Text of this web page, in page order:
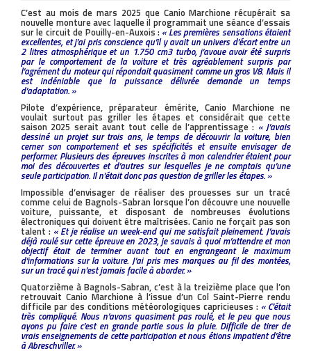
C’est au mois de mars 2025 que Canio Marchione récupérait sa
nouvelle monture avec laquelle il programmait une séance d’essais
sur le circuit de Pouilly-en-Auxois : « Les premières sensations étaient
excellentes, et j’ai pris conscience qu’il y avait un univers d’écart entre un
2 litres atmosphérique et un 1.750 cm3 turbo, j’avoue avoir été surpris
par le comportement de la voiture et très agréablement surpris par
l’agrément du moteur qui répondait quasiment comme un gros V8. Mais il
est indéniable que la puissance délivrée demande un temps
d’adaptation. »
Pilote d’expérience, préparateur émérite, Canio Marchione ne
voulait surtout pas griller les étapes et considérait que cette
saison 2025 serait avant tout celle de l’apprentissage : « J’avais
dessiné un projet sur trois ans, le temps de découvrir la voiture, bien
cerner son comportement et ses spécificités et ensuite envisager de
performer. Plusieurs des épreuves inscrites à mon calendrier étaient pour
moi des découvertes et d’autres sur lesquelles je ne comptais qu’une
seule participation. Il n’était donc pas question de griller les étapes. »
Impossible d’envisager de réaliser des prouesses sur un tracé
comme celui de Bagnols-Sabran lorsque l’on découvre une nouvelle
voiture, puissante, et disposant de nombreuses évolutions
électroniques qui doivent être maîtrisées. Canio ne forçait pas son
talent : « Et je réalise un week-end qui me satisfait pleinement. J’avais
déjà roulé sur cette épreuve en 2023, je savais à quoi m’attendre et mon
objectif était de terminer avant tout en engrangeant le maximum
d’informations sur la voiture. J’ai pris mes marques au fil des montées,
sur un tracé qui n’est jamais facile à aborder. »
Quatorzième à Bagnols-Sabran, c’est à la treizième place que l’on
retrouvait Canio Marchione à l’issue d’un Col Saint-Pierre rendu
difficile par des conditions météorologiques capricieuses : « C’était
très compliqué. Nous n’avons quasiment pas roulé, et le peu que nous
ayons pu faire c’est en grande partie sous la pluie. Difficile de tirer de
vrais enseignements de cette participation et nous étions impatient d’être
à Abreschviller. »